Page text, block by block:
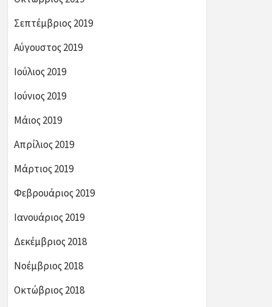
Σεπτέμβριος 2019
Αύγουστος 2019
Ιούλιος 2019
Ιούνιος 2019
Μάιος 2019
Απρίλιος 2019
Μάρτιος 2019
Φεβρουάριος 2019
Ιανουάριος 2019
Δεκέμβριος 2018
Νοέμβριος 2018
Οκτώβριος 2018